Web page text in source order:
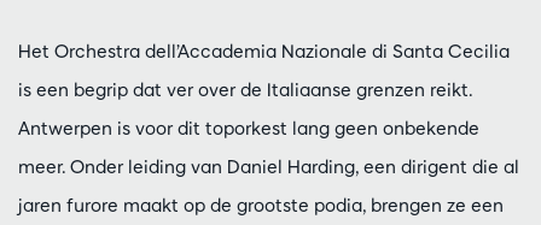
Het Orchestra dell’Accademia Nazionale di Santa Cecilia
is een begrip dat ver over de Italiaanse grenzen reikt.
Antwerpen is voor dit toporkest lang geen onbekende
meer. Onder leiding van Daniel Harding, een dirigent die al
jaren furore maakt op de grootste podia, brengen ze een